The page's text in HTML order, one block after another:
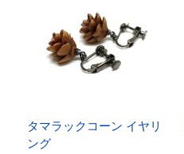
タマラックコーン イヤリ
ング